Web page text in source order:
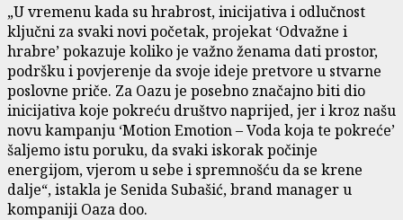
„U vremenu kada su hrabrost, inicijativa i odlučnost
ključni za svaki novi početak, projekat ‘Odvažne i
hrabre’ pokazuje koliko je važno ženama dati prostor,
podršku i povjerenje da svoje ideje pretvore u stvarne
poslovne priče. Za Oazu je posebno značajno biti dio
inicijativa koje pokreću društvo naprijed, jer i kroz našu
novu kampanju ‘Motion Emotion – Voda koja te pokreće’
šaljemo istu poruku, da svaki iskorak počinje
energijom, vjerom u sebe i spremnošću da se krene
dalje“, istakla je Senida Subašić, brand manager u
kompaniji Oaza doo.